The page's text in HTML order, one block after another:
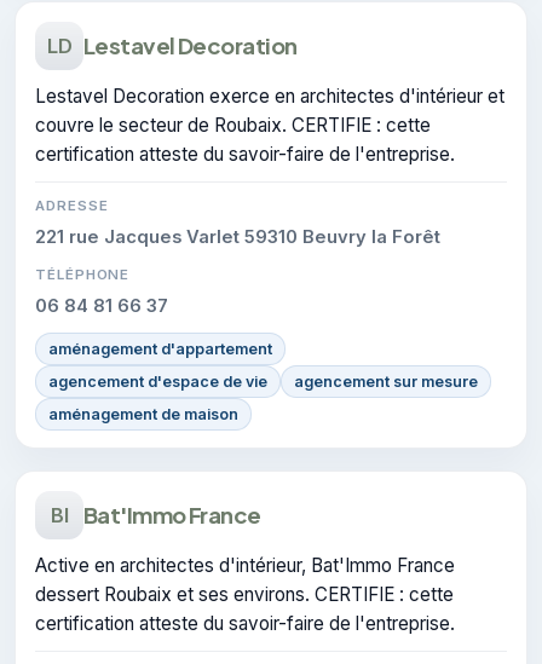
LD Lestavel Decoration
Lestavel Decoration exerce en architectes d'intérieur et
couvre le secteur de Roubaix. CERTIFIE : cette
certification atteste du savoir-faire de l'entreprise.
ADRESSE
221 rue Jacques Varlet 59310 Beuvry la Forêt
TÉLÉPHONE
06 84 81 66 37
aménagement d'appartement
agencement d'espace de vie
agencement sur mesure
aménagement de maison
BI Bat'Immo France
Active en architectes d'intérieur, Bat'Immo France
dessert Roubaix et ses environs. CERTIFIE : cette
certification atteste du savoir-faire de l'entreprise.